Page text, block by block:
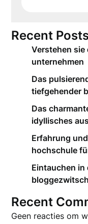
Recent
Verstehen
unternehmen
Das
tiefgehender
Das
idyllisches
Erfahrung
hochschule
Eintauchen
Recent
Geen reacties om